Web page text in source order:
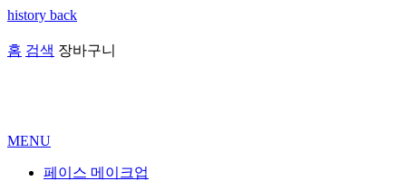
history back
홈 검색 장바구니
MENU
페이스 메이크업